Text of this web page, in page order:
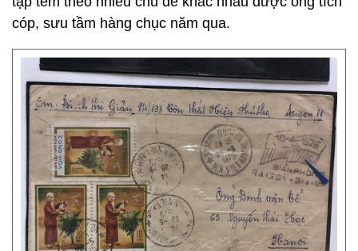
cóp, sưu tầm hàng chục năm qua.